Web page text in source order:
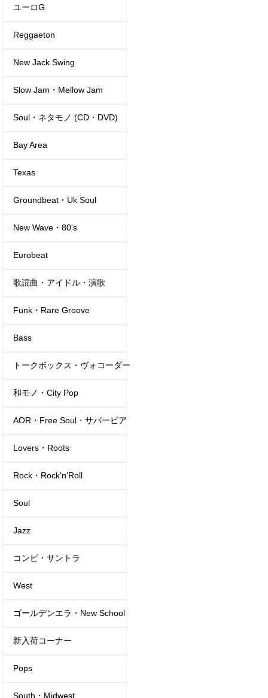
ユーロG
Reggaeton
New Jack Swing
Slow Jam・Mellow Jam
Soul・ネタモノ (CD・DVD)
Bay Area
Texas
Groundbeat・Uk Soul
New Wave・80's
Eurobeat
歌謡曲・アイドル・演歌
Funk・Rare Groove
Bass
トークボックス・ヴォコーダー
和モノ・City Pop
AOR・Free Soul・サバービア
Lovers・Roots
Rock・Rock'n'Roll
Soul
Jazz
コンピ・サントラ
West
ゴールデンエラ・New School
新入荷コーナー
Pops
South・Midwest